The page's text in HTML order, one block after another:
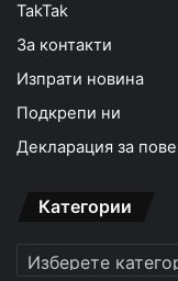
TakTak
За контакти
Изпрати новина
Подкрепи ни
Декларация за
Категории
Категории